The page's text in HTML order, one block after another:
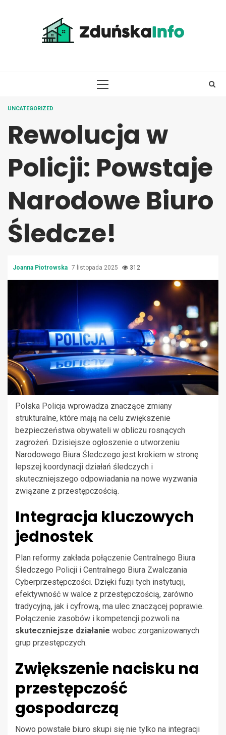
PRIMARY
UNCATEGORIZED
Rewolucja w
Policji: Powstaje
Narodowe Biuro
Śledcze!
Joanna Piotrowska 7 listopada 2025 312
Polska Policja wprowadza znaczące zmiany
strukturalne, które mają na celu zwiększenie
bezpieczeństwa obywateli w obliczu rosnących
zagrożeń. Dzisiejsze ogłoszenie o utworzeniu
Narodowego Biura Śledczego jest krokiem w stronę
lepszej koordynacji działań śledczych i
skuteczniejszego odpowiadania na nowe wyzwania
związane z przestępczością.
Integracja kluczowych
jednostek
Plan reformy zakłada połączenie Centralnego Biura
Śledczego Policji i Centralnego Biura Zwalczania
Cyberprzestępczości. Dzięki fuzji tych instytucji,
efektywność w walce z przestępczością, zarówno
tradycyjną, jak i cyfrową, ma ulec znaczącej poprawie.
Połączenie zasobów i kompetencji pozwoli na
skuteczniejsze działanie wobec zorganizowanych
grup przestępczych.
Zwiększenie nacisku na
przestępczość
gospodarczą
Nowo powstałe biuro skupi się nie tylko na integracji